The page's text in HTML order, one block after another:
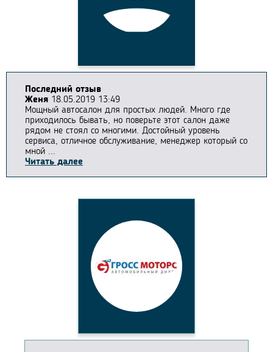
Последний отзыв
Женя 18.05.2019 13:49
Мощный автосалон для простых людей. Много где
приходилось бывать, но поверьте этот салон даже
рядом не стоял со многими. Достойный уровень
сервиса, отличное обслуживание, менеджер который со
мной ...
Читать далее